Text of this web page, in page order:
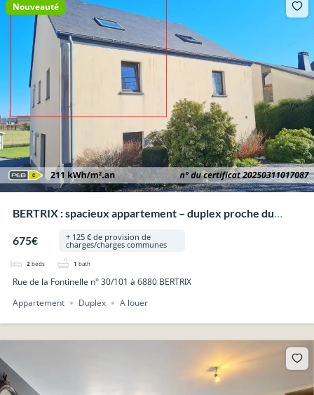
Nouveauté
BERTRIX : spacieux appartement – duplex proche du
675€
+ 125 € de provision de
charges/charges communes
2 beds 1 bath
Rue de la Fontinelle n° 30/101 à 6880 BERTRIX
Appartement
Duplex A louer